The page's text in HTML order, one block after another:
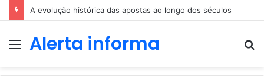
A evolução histórica das apostas ao longo dos séculos
MenuAlerta informa